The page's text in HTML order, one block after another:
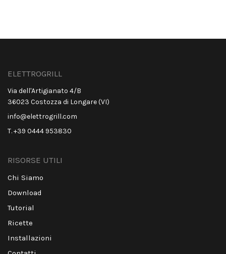
ELETTROGRILL
Via dell'Artigianato 4/B
36023 Costozza di Longare (VI)
info@elettrogrill.com
T. +39 0444 953830
RISORSE UTILI
Chi Siamo
Download
Tutorial
Ricette
Installazioni